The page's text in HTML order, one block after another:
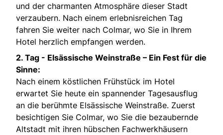
und der charmanten Atmosphäre dieser Stadt
verzaubern. Nach einem erlebnisreichen Tag
fahren Sie weiter nach Colmar, wo Sie in Ihrem
Hotel herzlich empfangen werden.
2. Tag - Elsässische Weinstraße – Ein Fest für die
Sinne:
Nach einem köstlichen Frühstück im Hotel
erwartet Sie heute ein spannender Tagesausflug
an die berühmte Elsässische Weinstraße. Zuerst
besichtigen Sie Colmar, wo Sie die bezaubernde
Altstadt mit ihren hübschen Fachwerkhäusern